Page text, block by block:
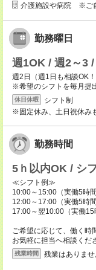
介護施設や病院 ※ご
勤務曜日
週1OK / 週2～3
週2日（週1日も相談OK！
※希望のシフトを毎月提
休日休暇
シフト制
※固定休み、土日祝休み
勤務時間
5ｈ以内OK / シ
≪シフト例≫
10:00～15:00（実働5時間
12:00～17:00（実働5時間
17:00～翌10:00（実働15
ご希望に応じて、働く時
お気軽に担当へ相談くだ
残業時間 残業はありませ